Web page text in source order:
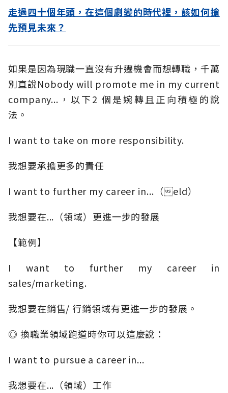
走過四十個年頭，在這個劇變的時代裡，該如何搶
先預見未來？
如果是因為現職一直沒有升遷機會而想轉職，千萬
別直說Nobody will promote me in my current
company...，以下2 個是婉轉且正向積極的說
法。
I want to take on more responsibility.
我想要承擔更多的責任
I want to further my career in...（eld）
我想要在...（領域）更進一步的發展
【範例】
I want to further my career in
sales/marketing.
我想要在銷售/ 行銷領域有更進一步的發展。
◎ 換職業領域跑道時你可以這麼說：
I want to pursue a career in...
我想要在...（領域）工作